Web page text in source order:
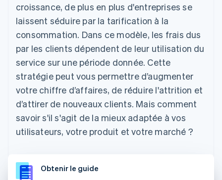
croissance, de plus en plus d'entreprises se
laissent séduire par la tarification à la
consommation. Dans ce modèle, les frais dus
par les clients dépendent de leur utilisation du
service sur une période donnée. Cette
stratégie peut vous permettre d’augmenter
votre chiffre d’affaires, de réduire l'attrition et
d’attirer de nouveaux clients. Mais comment
savoir s'il s'agit de la mieux adaptée à vos
utilisateurs, votre produit et votre marché ?
Obtenir le guide